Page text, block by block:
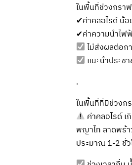
ในพื้นที่ช่วงกรา
✔ค่าคลอไรด์ น้
✔ค่าความนำไฟ
ไม่ส่งผลต่อก
แนะนำประช
.
ในพื้นที่ที่มีช่วงก
ค่าคลอไรด์
พญาไท ลาดพร้
ประมาณ 1-2 ชั่ว